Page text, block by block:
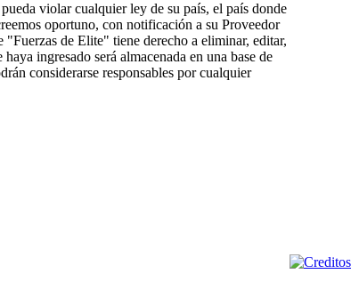
violar cualquier ley de su país, el país donde
oportuno, con notificación a su Proveedor
"Fuerzas de Elite" tiene derecho a eliminar, editar,
ingresado será almacenada en una base de
considerarse responsables por cualquier